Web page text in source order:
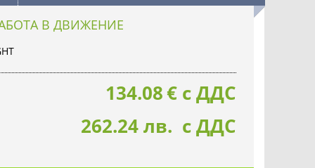
В ДВИЖЕНИЕ
134.08€ с ДДС
262.24 лв. с ДДС